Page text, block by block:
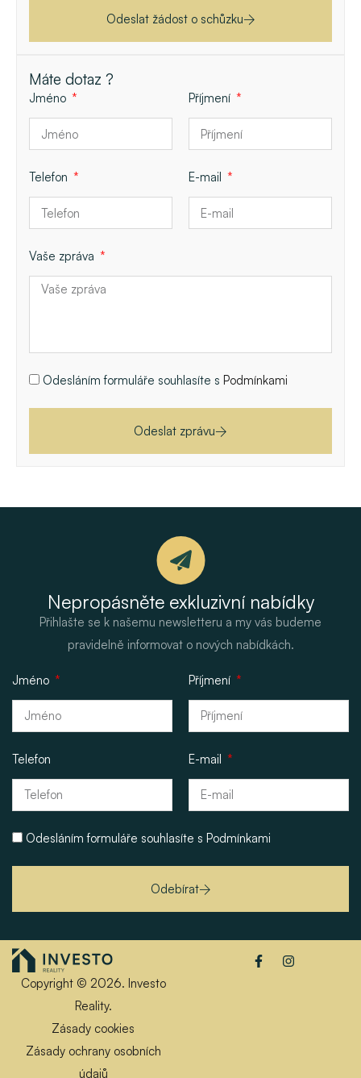
Odeslat žádost o schůzku
Máte dotaz ?
Jméno Příjmení
Telefon E-mail
Vaše zpráva
Odesláním formuláře souhlasíte s Podmínkami
Odeslat zprávu
Nepropásněte exkluzivní nabídky
Přihlašte se k našemu newsletteru a my vás budeme
pravidelně informovat o nových nabídkách.
Jméno Příjmení
Telefon E-mail
Odesláním formuláře souhlasíte s Podmínkami
Odebírat
Copyright © 2026. Investo
Reality.
Zásady cookies
Zásady ochrany osobních
údajů